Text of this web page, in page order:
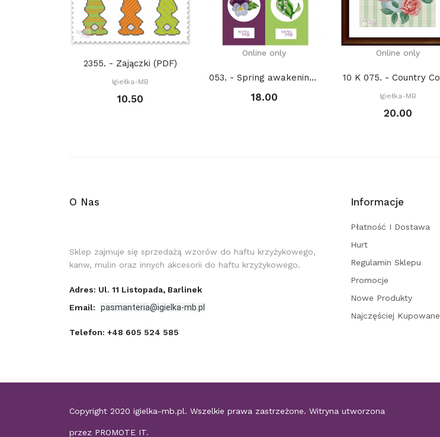
2355. - Zajączki (PDF)
Igiełka-MB
10.50
Online only
053. - Spring awakening (PDF)
18.00
Online only
Igiełka-MB
20.00
O Nas
Sklep zajmuje się sprzedażą wzorów do haftu krzyżykowego,
kanw, mulin oraz innych akcesorii do haftu krzyżykowego.
Adres: Ul. 11 Listopada, Barlinek
Email:
pasmanteria@igielka-mb.pl
Telefon: +48 605 524 585
Informacje
Płatność I Dostawa
Hurt
Regulamin Sklepu
Promocje
Nowe Produkty
Najczęściej Kupowane
Copyright 2020 igielka-mb.pl. Wszelkie prawa zastrzeżone. Witryna utworzona
przez PROMOTE IT.